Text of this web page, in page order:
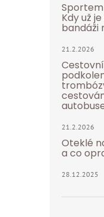
Kdy už
bandáži
21.2.2026
21.2.2026
Oteklé
a co
28.12.2025